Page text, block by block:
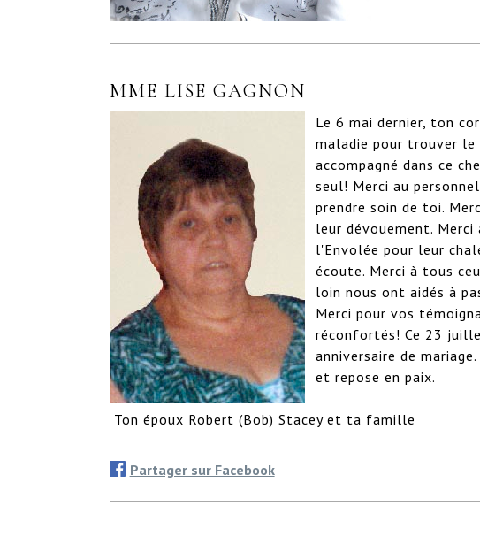
MME LISE GAGNON
Le 6 mai dernier, ton
maladie pour trouver le
accompagné dans ce
seul! Merci au
prendre soin de toi.
leur dévouement.
l'Envolée pour leur
écoute. Merci à tous
loin nous ont aidés à
Merci pour vos
réconfortés! Ce 23
anniversaire de
et repose en paix.
Ton époux Robert (Bob) Stacey et ta famille
Partager sur Facebook